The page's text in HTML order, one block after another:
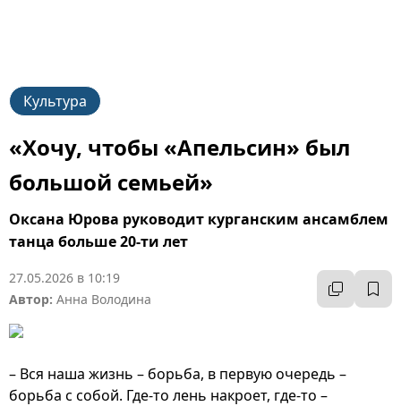
Культура
«Хочу, чтобы «Апельсин» был
большой семьей»
Оксана Юрова руководит курганским ансамблем
танца больше 20-ти лет
27.05.2026 в 10:19
Автор: Анна Володина
– Вся наша жизнь – борьба, в первую очередь –
борьба с собой. Где-то лень накроет, где-то –